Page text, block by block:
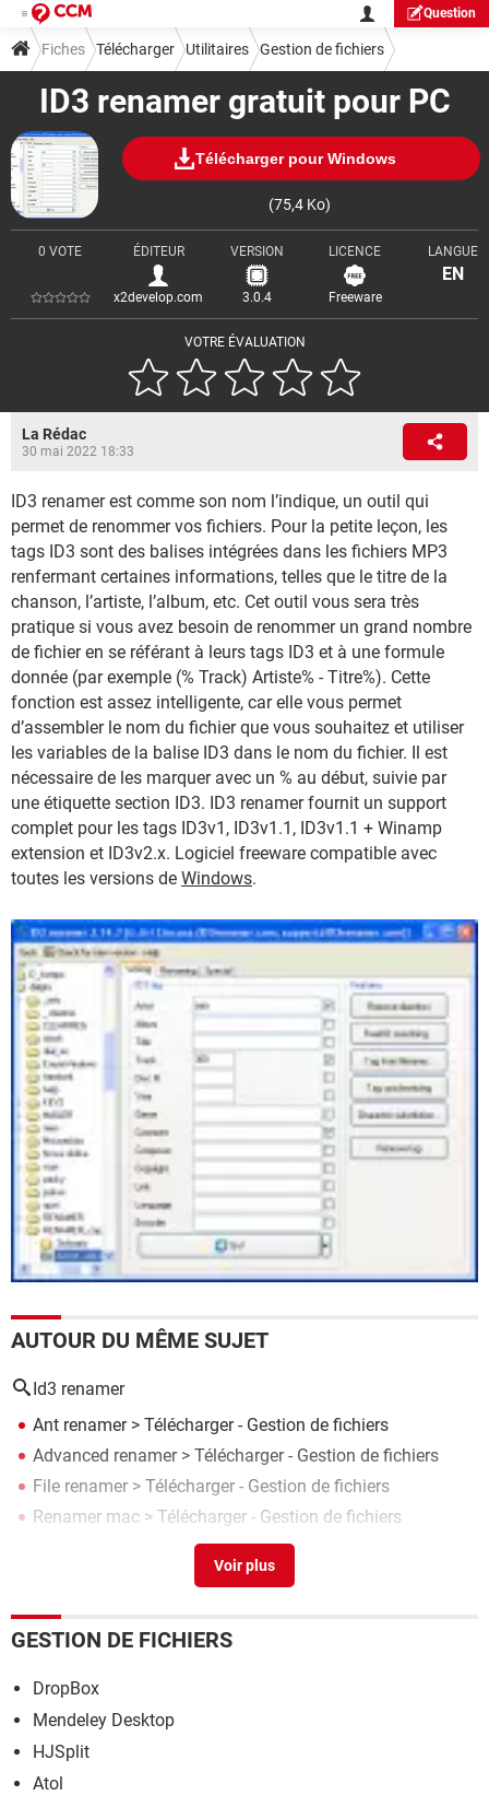
Question
ID3 renamer gratuit pour PC
Télécharger pour Windows
(75,4 Ko)
VOTRE ÉVALUATION
0 VOTE ÉDITEUR
x2develop.com
VERSION
3.0.4
LICENCE
Freeware
LANGUE
EN
Fiches Télécharger Utilitaires Gestion de fichiers
La Rédac
30 mai 2022 18:33
ID3 renamer est comme son nom l’indique, un outil qui
permet de renommer vos fichiers. Pour la petite leçon, les
tags ID3 sont des balises intégrées dans les fichiers MP3
renfermant certaines informations, telles que le titre de la
chanson, l’artiste, l’album, etc. Cet outil vous sera très
pratique si vous avez besoin de renommer un grand nombre
de fichier en se référant à leurs tags ID3 et à une formule
donnée (par exemple (% Track) Artiste% - Titre%). Cette
fonction est assez intelligente, car elle vous permet
d’assembler le nom du fichier que vous souhaitez et utiliser
les variables de la balise ID3 dans le nom du fichier. Il est
nécessaire de les marquer avec un % au début, suivie par
une étiquette section ID3. ID3 renamer fournit un support
complet pour les tags ID3v1, ID3v1.1, ID3v1.1 + Winamp
extension et ID3v2.x. Logiciel freeware compatible avec
toutes les versions de Windows.
AUTOUR DU MÊME SUJET
Id3 renamer
Ant renamer> Télécharger - Gestion de fichiers
Advanced renamer> Télécharger - Gestion de fichiers
File renamer > Télécharger - Gestion de fichiers
Renamer mac > Télécharger - Gestion de fichiers
> Télécharger - Gestion de fichiers
GESTION DE FICHIERS
DropBox
Mendeley Desktop
HJSplit
Atol